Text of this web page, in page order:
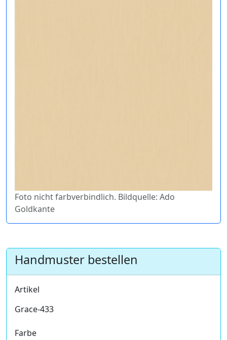
Foto nicht farbverbindlich. Bildquelle: Ado
Goldkante
Handmuster bestellen
Artikel
Grace-433
Farbe